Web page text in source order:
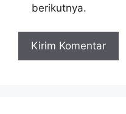
berikutnya.